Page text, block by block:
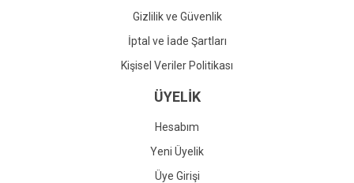
Gizlilik ve Güvenlik
İptal ve İade Şartları
Kişisel Veriler Politikası
ÜYELİK
Hesabım
Yeni Üyelik
Üye Girişi